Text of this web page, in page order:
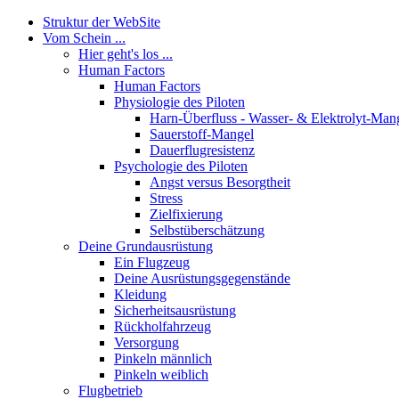
Struktur der WebSite
Vom Schein ...
Hier geht's los ...
Human Factors
Human Factors
Physiologie des Piloten
Harn-Überfluss - Wasser- & Elektrolyt-
Sauerstoff-Mangel
Dauerflugresistenz
Psychologie des Piloten
Angst versus Besorgtheit
Stress
Zielfixierung
Selbstüberschätzung
Deine Grundausrüstung
Ein Flugzeug
Deine Ausrüstungsgegenstände
Kleidung
Sicherheitsausrüstung
Rückholfahrzeug
Versorgung
Pinkeln männlich
Pinkeln weiblich
Flugbetrieb